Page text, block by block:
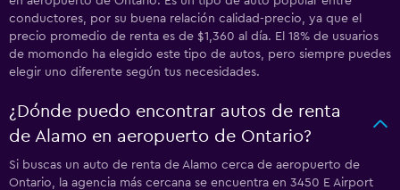
conductores, por su buena relación calidad-precio, ya que el
precio promedio de renta es de $1,360 al día. El 18% de usuarios
de momondo ha elegido este tipo de autos, pero siempre puedes
elegir uno diferente según tus necesidades.
¿Dónde puedo encontrar autos de renta
de Alamo en aeropuerto de Ontario?
Si buscas un auto de renta de Alamo cerca de aeropuerto de
Ontario, la agencia más cercana se encuentra en 3450 E Airport